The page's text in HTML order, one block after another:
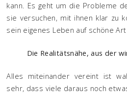
kann. Es geht um die Probleme
sie versuchen, mit ihnen klar zu
sein eigenes Leben auf schöne
Die Realitätsnähe, aus der
Alles miteinander vereint ist
sehr, dass viele daraus noch